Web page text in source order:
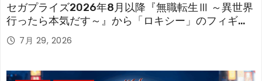
セガプライズ2026年8月以降『無職転生Ⅲ ～異世界
行ったら本気だす～』から「ロキシー」のフィギュ
アが登場！
7月 29, 2026